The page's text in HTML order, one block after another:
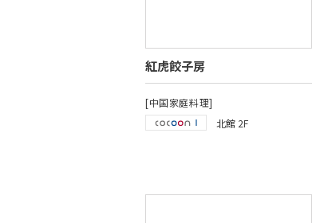
紅虎餃子房
[中国家庭料理]
北館 2F